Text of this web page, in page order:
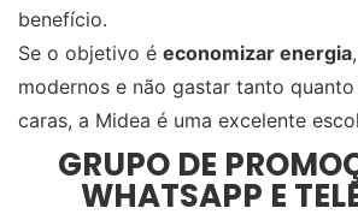
benefício.
Se o objetivo é economizar energia
modernos e não gastar tanto
caras, a Midea é uma excelente
GRUPO DE
WHATSAPP E